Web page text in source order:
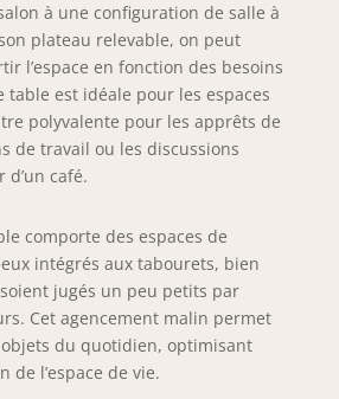
à une configuration de salle à
plateau relevable, on peut
l’espace en fonction des besoins
table est idéale pour les espaces
polyvalente pour les apprêts de
de travail ou les discussions
café.
comporte des espaces de
intégrés aux tabourets, bien
jugés un peu petits par
Cet agencement malin permet
du quotidien, optimisant
de l’espace de vie.